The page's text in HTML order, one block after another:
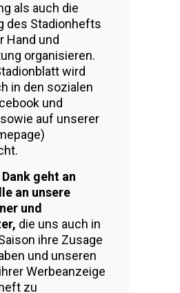
als auch die
des Stadionhefts
Hand und
organisieren.
wird
in den sozialen
und
auf unserer
geht an
an unsere
und
die uns auch in
ihre Zusage
und unseren
Werbeanzeige
zu